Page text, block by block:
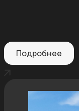
Подробнее